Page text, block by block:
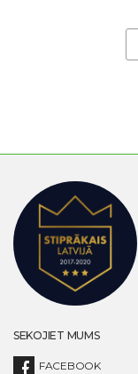
SEKOJIET MUMS
FACEBOOK